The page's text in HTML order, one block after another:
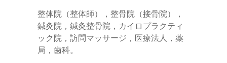
整体院（整体師），整骨院（接骨院），
鍼灸院，鍼灸整骨院，カイロプラクティ
ック院，訪問マッサージ，医療法人，薬
局，歯科。